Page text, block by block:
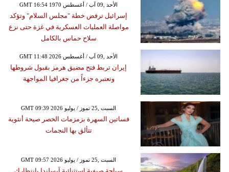
GMT 16:54 1970 الأحد ,09 آب / أغسطس
إسرائيل ترفض خطة "مجلس السلام" وتؤكد
مواصلة العمليات العسكرية في غزة حتى نزع
سلاح حماس بالكامل
GMT 11:48 2026 الأحد ,09 آب / أغسطس
إيران تربط فتح مضيق هرمز بقبول شروطها
وتعتبره جزءاً من جغرافيا المواجهة
GMT 09:39 2026 السبت ,25 تموز / يوليو
فساتين السهرة بزمزمات الخصر صيحة أنثوية
تتألق بها النجمات
GMT 09:57 2026 السبت ,25 تموز / يوليو